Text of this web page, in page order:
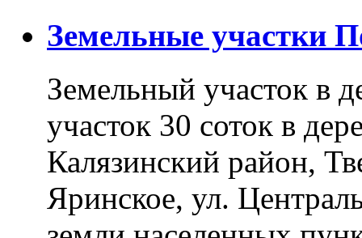
Земельные участки
Земельный участок в
участок 30 соток в
Калязинский район,
Яринское, ул.